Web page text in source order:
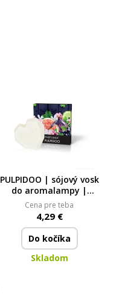
PULPIDOO | sójový vosk
do aromalampy |
PARFUMIA® | 40 ml
Cena pre teba
4,29 €
Do kočíka
Skladom